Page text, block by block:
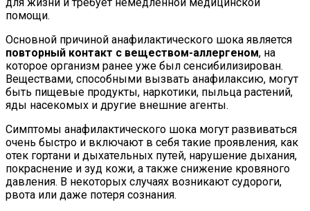
помощи.
Основной причиной анафилактического шока является
повторный контакт с веществом-аллергеном, на
которое организм ранее уже был сенсибилизирован.
Веществами, способными вызвать анафилаксию, могут
быть пищевые продукты, наркотики, пыльца растений,
яды насекомых и другие внешние агенты.
Симптомы анафилактического шока могут развиваться
очень быстро и включают в себя такие проявления, как
отек гортани и дыхательных путей, нарушение дыхания,
покраснение и зуд кожи, а также снижение кровяного
давления. В некоторых случаях возникают судороги,
рвота или даже потеря сознания.